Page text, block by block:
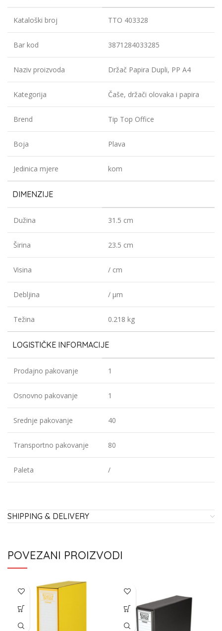
Kataloški broj TTO 403328
Bar kod 3871284033285
Naziv proizvoda Držač Papira Dupli, PP A4
Kategorija Čaše, držači olovaka i papira
Brend Tip Top Office
Boja Plava
Jedinica mjere kom
DIMENZIJE
Dužina 31.5 cm
Širina 23.5 cm
Visina / cm
Debljina / µm
Težina 0.218 kg
LOGISTIČKE INFORMACIJE
Prodajno pakovanje 1
Osnovno pakovanje 1
Srednje pakovanje 40
Transportno pakovanje 80
Paleta /
SHIPPING & DELIVERY
POVEZANI PROIZVODI